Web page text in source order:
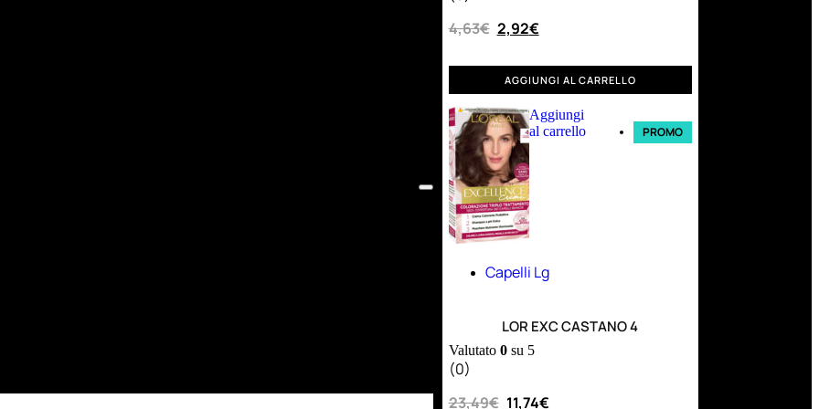
4,63€ 2,92€
AGGIUNGI AL CARRELLO
Aggiungi
al carrello
PROMO
Capelli Lg
LOR EXC CASTANO 4
Valutato 0su 5
(0)
23,49€ 11,74€